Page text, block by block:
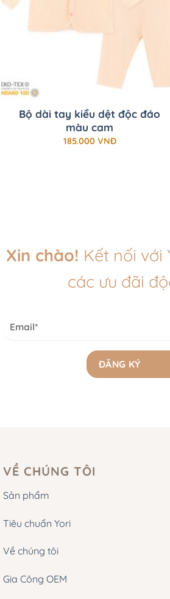
+
Bộ dài tay kiểu dệt độc đáo
màu cam
185.000 VNĐ
Xin chào! Kết nối với
các ưu đãi
VỀ CHÚNG TÔI
Sản phẩm
Tiêu chuẩn Yori
Về chúng tôi
Gia Công OEM